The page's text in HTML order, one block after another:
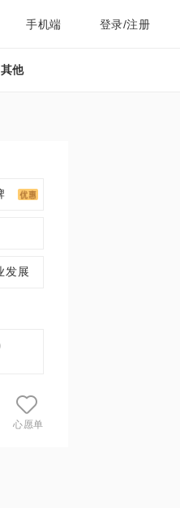
手机端 登录/注册
其他
发展
心愿单